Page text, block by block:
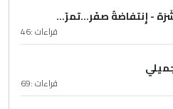
- إِنتفاضةُ صفَر…تمرّ...
قراءات :46
قراءات :69